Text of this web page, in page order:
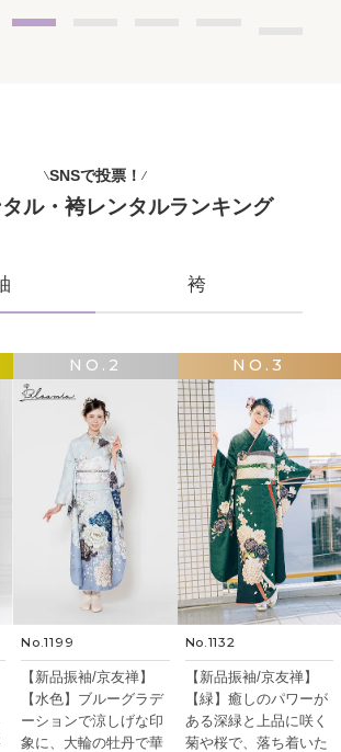
SNSで投票！
ル・袴レンタルランキング
袴
NO.2
No.1199
【新品振袖/京友禅】
【水色】ブルーグラデ
ーションで涼しげな印
象に、大輪の牡丹で華
NO.3
No.1132
【新品振袖/京友禅】
【緑】癒しのパワーが
ある深緑と上品に咲く
菊や桜で、落ち着いた